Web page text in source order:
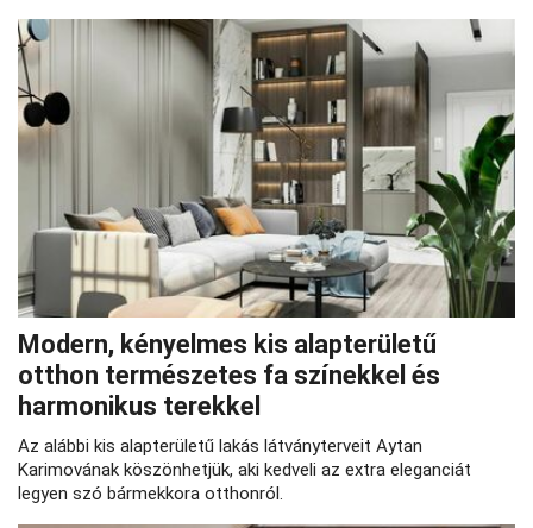
Modern, kényelmes kis alapterületű
otthon természetes fa színekkel és
harmonikus terekkel
Az alábbi kis alapterületű lakás látványterveit Aytan
Karimovának köszönhetjük, aki kedveli az extra eleganciát
legyen szó bármekkora otthonról.